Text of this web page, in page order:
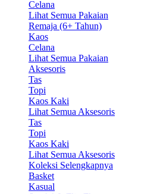
Celana
Lihat Semua Pakaian
Remaja (6+ Tahun)
Kaos
Celana
Lihat Semua Pakaian
Aksesoris
Tas
Topi
Kaos Kaki
Lihat Semua Aksesoris
Tas
Topi
Kaos Kaki
Lihat Semua Aksesoris
Koleksi Selengkapnya
Basket
Kasual